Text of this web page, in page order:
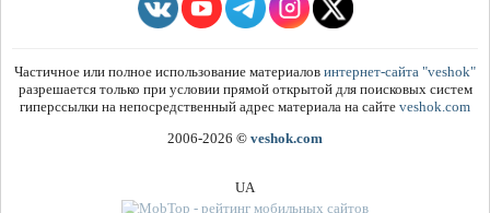
Частичное или полное использование материалов интернет-сайта "veshok"
разрешается только при условии прямой открытой для поисковых систем
гиперссылки на непосредственный адрес материала на сайте veshok.com
2006-2026 © veshok.com
UA